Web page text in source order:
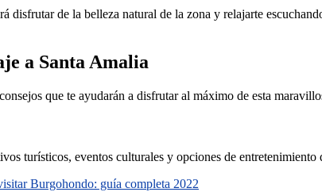
disfrutar de la belleza natural de la zona y relajarte
a Santa Amalia
que te ayudarán a disfrutar al máximo de esta
turísticos, eventos culturales y opciones de entretenimiento
Burgohondo: guía completa 2022